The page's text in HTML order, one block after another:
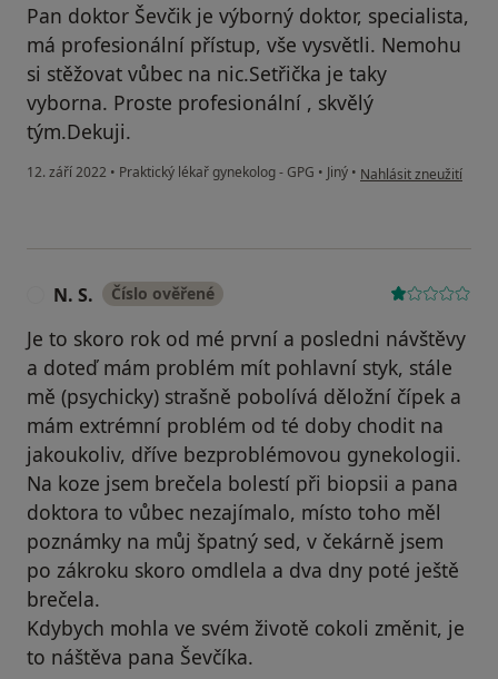
Pan doktor Ševčik je výborný doktor, specialista,
má profesionální přístup, vše vysvětli. Nemohu
si stěžovat vůbec na nic.Setřička je taky
vyborna. Proste profesionální , skvělý
tým.Dekuji.
12. září 2022 • Praktický lékař gynekolog - GPG • Jiný • podle názoru
Nahlásit zneužití
N. S. Číslo ověřené
Je to skoro rok od mé první a posledni návštěvy
a doteď mám problém mít pohlavní styk, stále
mě (psychicky) strašně pobolívá děložní čípek a
mám extrémní problém od té doby chodit na
jakoukoliv, dříve bezproblémovou gynekologii.
Na koze jsem brečela bolestí při biopsii a pana
doktora to vůbec nezajímalo, místo toho měl
poznámky na můj špatný sed, v čekárně jsem
po zákroku skoro omdlela a dva dny poté ještě
brečela.
Kdybych mohla ve svém životě cokoli změnit, je
to náštěva pana Ševčíka.